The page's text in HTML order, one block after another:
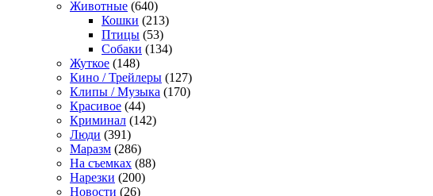
Животные (640)
Кошки (213)
Птицы (53)
Собаки (134)
Жуткое (148)
Кино / Трейлеры (127)
Клипы / Музыка (170)
Красивое (44)
Криминал (142)
Люди (391)
Маразм (286)
На съемках (88)
Нарезки (200)
Новости (26)